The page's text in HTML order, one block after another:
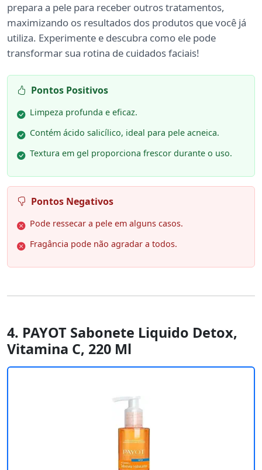
prepara a pele para receber outros tratamentos,
maximizando os resultados dos produtos que você já
utiliza. Experimente e descubra como ele pode
transformar sua rotina de cuidados faciais!
Pontos Positivos
Limpeza profunda e eficaz.
Contém ácido salicílico, ideal para pele acneica.
Textura em gel proporciona frescor durante o uso.
Pontos Negativos
Pode ressecar a pele em alguns casos.
Fragância pode não agradar a todos.
4. PAYOT Sabonete Liquido Detox,
Vitamina C, 220 Ml